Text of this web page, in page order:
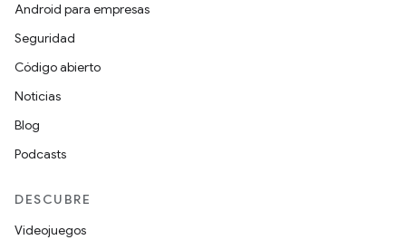
Android para empresas
Seguridad
Código abierto
Noticias
Blog
Podcasts
DESCUBRE
Videojuegos